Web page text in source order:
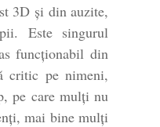
3D și din auzite,
Este singurul
funcționabil din
critic pe nimeni,
pe care mulți nu
mai bine mulți